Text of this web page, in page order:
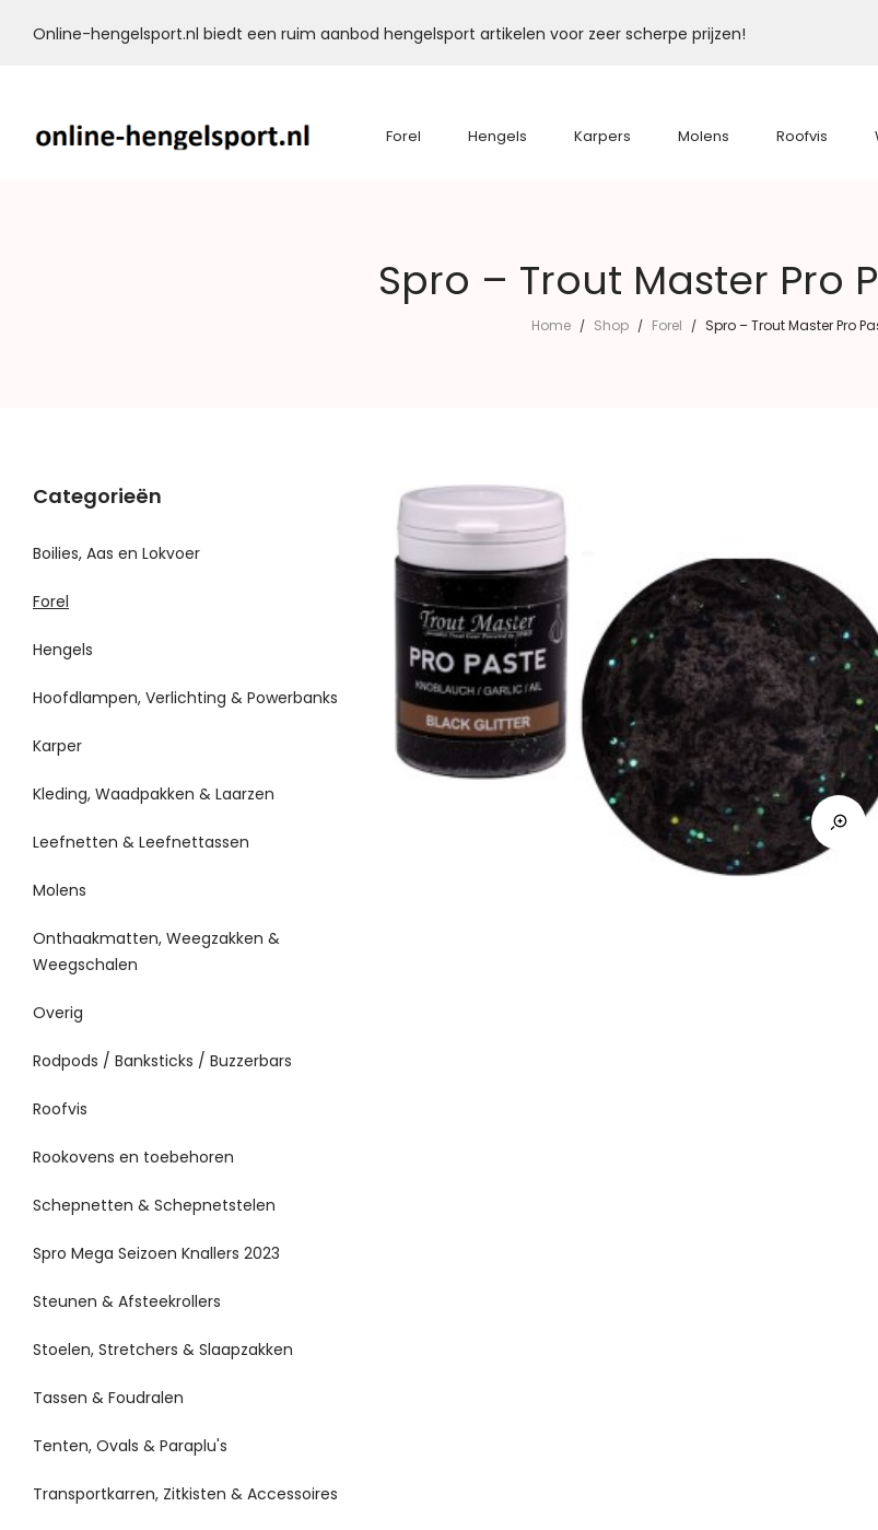
Online-hengelsport.nl biedt een ruim aanbod hengelsport artikelen voor zeer scherpe prijzen!
Forel Hengels Karpers Molens Roofvis
Spro – Trout Master Pro
Home / Shop / Forel / Spro – Trout Master Pro
Categorieën
Boilies, Aas en Lokvoer
Forel
Hengels
Hoofdlampen, Verlichting & Powerbanks
Karper
Kleding, Waadpakken & Laarzen
Leefnetten & Leefnettassen
Molens
Onthaakmatten, Weegzakken &
Weegschalen
Overig
Rodpods / Banksticks / Buzzerbars
Roofvis
Rookovens en toebehoren
Schepnetten & Schepnetstelen
Spro Mega Seizoen Knallers 2023
Steunen & Afsteekrollers
Stoelen, Stretchers & Slaapzakken
Tassen & Foudralen
Tenten, Ovals & Paraplu's
Transportkarren, Zitkisten & Accessoires